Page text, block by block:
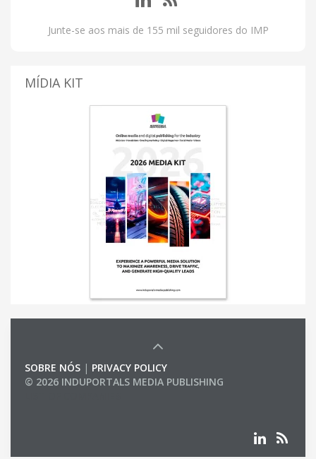
Junte-se aos mais de 155 mil seguidores do IMP
MÍDIA KIT
SOBRE NÓS | PRIVACY POLICY
© 2026 INDUPORTALS MEDIA PUBLISHING